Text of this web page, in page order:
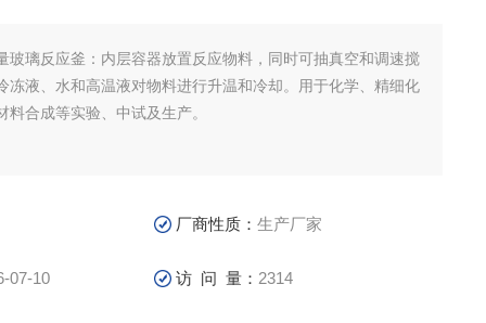
玻璃反应釜：内层容器放置反应物料，同时可抽真空和调速搅
冻液、水和高温液对物料进行升温和冷却。用于化学、精细化
料合成等实验、中试及生产。
厂商性质：生产厂家
07-10 访 问 量： 2314